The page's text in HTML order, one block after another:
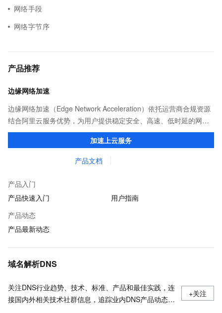
网络手段
网络字节序
产品推荐
边缘网络加速
边缘网络加速（Edge Network Acceleration）依托运营商合规资源
结合阿里云服务优势，为用户提供稳定安全、高速、低时延的网络
传输，解决客户不同站点的连接、组网、数据安全传输、业务质量
加速上云服务
产品文档
产品入门
产品快速入门
用户指南
产品动态
产品最新动态
域名解析DNS
关注DNS行业趋势、技术、标准、产品和最佳实践，连
接国内外相关技术社群信息，追踪业内DNS产品动态，
+关注